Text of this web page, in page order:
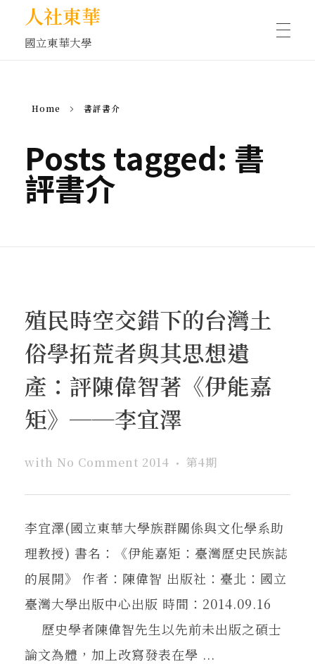
人社東華
國立東華大學
文化沙龍
在地實踐
關鍵詞
東華風景
Home 書評書介
Posts tagged: 書
評書介
殖民時空交錯下的台灣土
俗學拓荒者與其思想遺
產：評陳偉智著《伊能嘉
矩》──李宜澤
with No Comment 2014 第4期
李宜澤(國立東華大學族群關係與文化學系助
理教授) 書名：《伊能嘉矩：臺灣歷史民族誌
的展開》 作者：陳偉智 出版社：臺北：國立
臺灣大學出版中心出版 時間：2014.09.16
歷史學者陳偉智先生以先前未出版之碩士
論文為體，加上改寫發表在學 ...